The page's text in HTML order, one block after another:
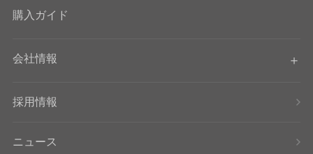
購入ガイド
会社情報
採用情報
ニュース